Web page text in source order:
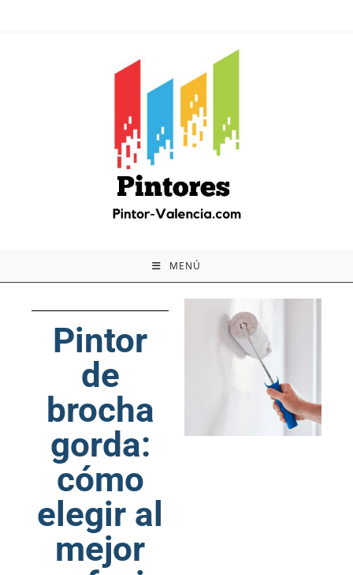
MENÚ
Pintor
de
brocha
gorda:
cómo
elegir al
mejor